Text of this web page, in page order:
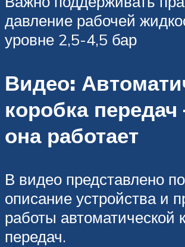
давление рабочей
уровне 2,5-4,5 бар
Видео:
коробка
она работает
В видео представлено
описание устройства и
работы автоматической
передач.